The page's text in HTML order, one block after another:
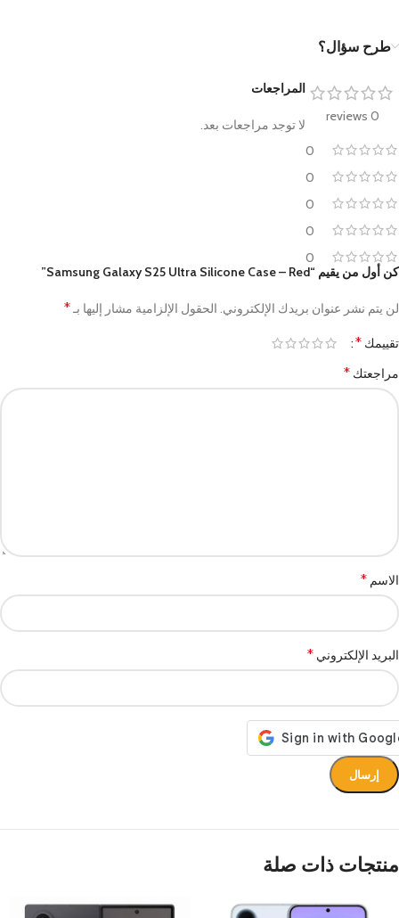
طرح سؤال؟
0 reviews
0
0
0
0
0
المراجعات
لا توجد مراجعات بعد.
كن أول من يقيم “Samsung Galaxy S25 Ultra Silicone Case – Red”
لن يتم نشر عنوان بريدك الإلكتروني. الحقول الإلزامية مشار إليها بـ*
تقييمك *
مراجعتك *
الاسم *
البريد الإلكتروني *
منتجات ذات صلة